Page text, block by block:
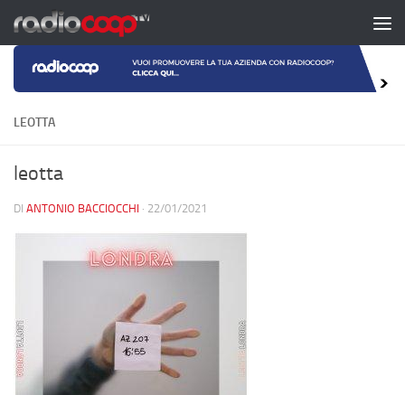
Salta al contenuto
LEOTTA
leotta
DI ANTONIO BACCIOCCHI · 22/01/2021